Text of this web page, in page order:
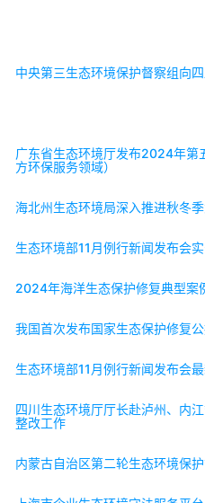
中央第三生态环境保护督察组向
广东省生态环境厅发布2024年第
方环保服务领域）
海北州生态环境局深入推进秋冬
生态环境部11月例行新闻发布会
2024年海洋生态保护修复典型案
我国首次发布国家生态保护修复
生态环境部11月例行新闻发布会
四川生态环境厅厅长赴泸州、内
整改工作
内蒙古自治区第二轮生态环境保